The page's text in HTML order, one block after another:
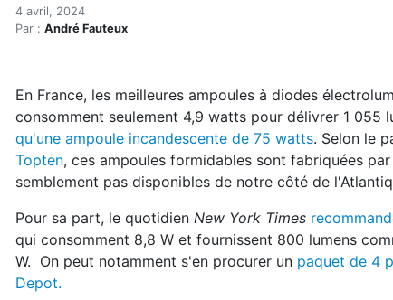
Accueil
Articles
Les meilleures ampoules DEL sur le marché
Les meilleures ampoules
4 avril, 2024
Par : André Fauteux
En France, les meilleures ampoules à diodes
consomment seulement 4,9 watts pour délivrer 1 055
qu'une ampoule incandescente de 75 watts. Selon le
Topten, ces ampoules formidables sont fabriquées
semblement pas disponibles de notre côté de
Pour sa part, le quotidien New York Times
qui consomment 8,8 W et fournissent 800 lumens
W. On peut notamment s'en procurer un paquet de 4
Depot.